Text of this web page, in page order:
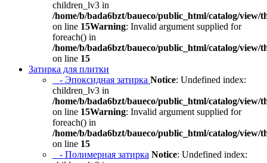
children_lv3 in
/home/b/bada6bzt/baueco/public_html/catalog/view/
on line 15Warning: Invalid argument supplied for
foreach() in
/home/b/bada6bzt/baueco/public_html/catalog/view/
on line 15
Затирка для плитки
- Эпоксидная затирка Notice: Undefined index:
children_lv3 in
/home/b/bada6bzt/baueco/public_html/catalog/view/
on line 15Warning: Invalid argument supplied for
foreach() in
/home/b/bada6bzt/baueco/public_html/catalog/view/
on line 15
- Полимерная затирка Notice: Undefined index: